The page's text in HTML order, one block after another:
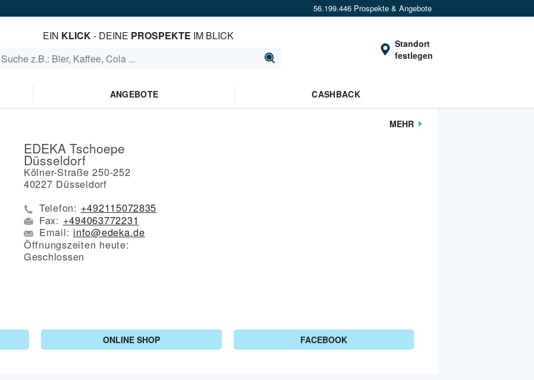
56.199.446 Prospekte & Angebote
EIN KLICK- DEINE PROSPEKTE IM BLICK
Standort
festlegen
ANGEBOTE CASHBACK
MEHR
EDEKA Tschoepe
Düsseldorf
Kölner-Straße 250-252
40227 Düsseldorf
Telefon: +492115072835
Fax: +494063772231
Email: info@edeka.de
Öffnungszeiten heute:
Geschlossen
ONLINE SHOP FACEBOOK